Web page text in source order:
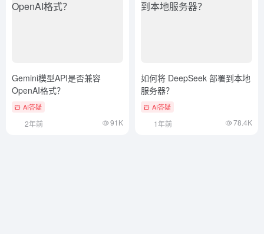
Gemini模型API是否兼容
OpenAI格式？
AI答疑
2年前 91K
如何将 DeepSeek 部署到本地
服务器？
AI答疑
1年前 78.4K